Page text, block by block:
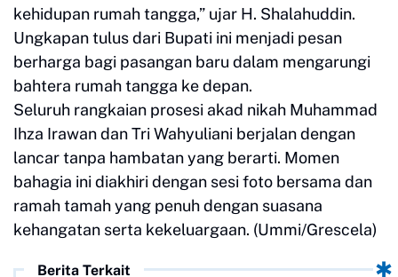
kehidupan rumah tangga,” ujar H. Shalahuddin.
Ungkapan tulus dari Bupati ini menjadi pesan
berharga bagi pasangan baru dalam mengarungi
bahtera rumah tangga ke depan.
Seluruh rangkaian prosesi akad nikah Muhammad
Ihza Irawan dan Tri Wahyuliani berjalan dengan
lancar tanpa hambatan yang berarti. Momen
bahagia ini diakhiri dengan sesi foto bersama dan
ramah tamah yang penuh dengan suasana
kehangatan serta kekeluargaan. (Ummi/Grescela)
Berita Terkait